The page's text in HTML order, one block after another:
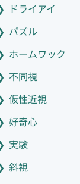
ドライアイ
パズル
ホームワック
不同視
仮性近視
好奇心
実験
斜視